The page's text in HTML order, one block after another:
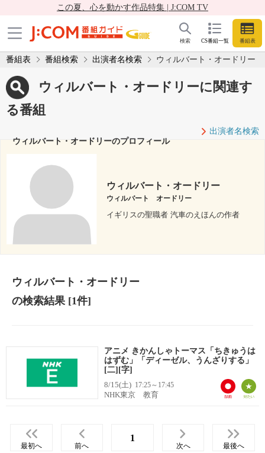
この夏、心を動かす作品特集 | J:COM TV
CS番組一覧 番組表
検索
番組表 番組検索 出演者名検索 ウィルバート・オードリー
ウィルバート・オードリーに関連す
る番組
出演者名検索
ウィルバート・オードリーのプロフィール
ウィルバート・オードリー
ウィルバート オードリー
イギリスの聖職者 汽車のえほんの作者
ウィルバート・オードリー
の検索結果[1件]
アニメ きかんしゃトーマス「ちきゅうは
はずむ」「ディーゼル、うんざりする」
[二][字]
8/15(土) 17:25～17:45
NHK東京 教育
最初へ 前へ
1
次へ 最後へ